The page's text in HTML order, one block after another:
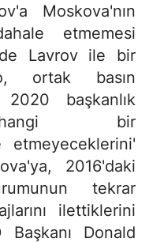
Moskova'nın
etmemesi
Lavrov ile bir
ortak basın
2020 başkanlık
bir
etmeyeceklerini'
2016'daki
tekrar
ilettiklerini
Başkanı Donald